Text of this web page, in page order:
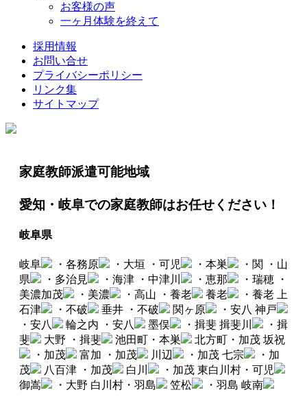
お客様の声
一ヶ月体験を終えて
採用情報
お問い合せ
プライバシーポリシー
リンク集
サイトマップ
家庭教師派遣可能地域
愛知・岐阜での家庭教師はお任せください！
岐阜県
岐阜 ・各務原 ・大垣 ・可児 ・本巣 ・関
・山
県
・多治見 ・海津 ・中津川 ・恵那 ・瑞穂 ・
美濃加茂
・美濃 ・高山 ・養老 養老 ・養老 上
石津
・不破 垂井 ・不破 関ヶ原 ・安八 神戸
・安八
輪之内 ・安八 墨俣 ・揖斐 揖斐川
・揖
斐
大野 ・揖斐 池田町・本巣 北方町・加茂 坂祝
・加茂
富加 ・加茂 川辺 ・加茂 七宗
・加
茂
八百津 ・加茂 白川 ・加茂 東白川村・可児
御嵩
・大野 白川村・羽島 笠松 ・羽島 岐南